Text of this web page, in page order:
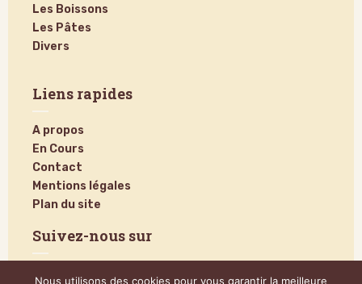
Les Boissons
Les Pâtes
Divers
Liens rapides
A propos
En Cours
Contact
Mentions légales
Plan du site
Suivez-nous sur
Nous utilisons des cookies pour vous garantir la meilleure